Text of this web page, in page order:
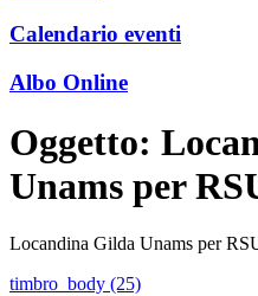
Calendario eventi
Albo Online
Oggetto:
Unams per
Locandina Gilda Unams per
timbro_body (25)